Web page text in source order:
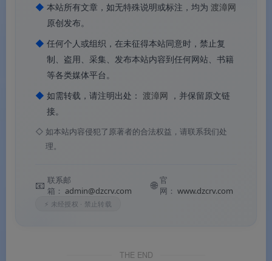
求个性与独特视觉风格的等级图标。涵盖手绘风、赛博
适合追求个性表达的社区与品牌。
Q3：这套素材适合用在哪些地方？
A：非主流用户组等级图标是指
朋克、蒸汽波、暗黑哥特、Y2K、像素风等多种风格，
适合追求个性表达的社区与品牌。
从皇室至尊到骑士荣耀，从科技守护到力量图腾，每一枚勋
◆ 本站所有文章，如无特殊说明或标注，均为 渡漳网
原创发布。
◆ 任何个人或组织，在未征得本站同意时，禁止复
制、盗用、采集、发布本站内容到任何网站、书籍
等各类媒体平台。
◆ 如需转载，请注明出处： 渡漳网 ，并保留原文链
接。
◇ 如本站内容侵犯了原著者的合法权益，请联系我们处
理。
📧 联系邮
箱： admin@dzcrv.com 🌐官
网：www.dzcrv.com
⚡ 未经授权 · 禁止转载
THE END